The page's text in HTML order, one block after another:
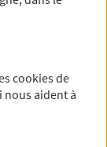
Pour
cookiesde
nous aident à